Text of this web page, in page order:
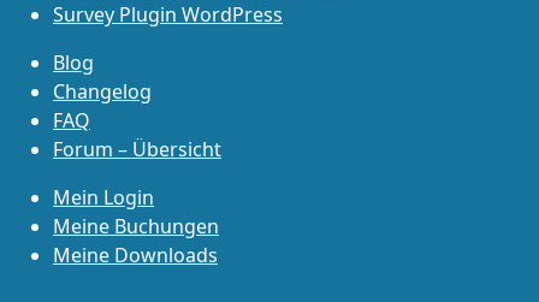
Survey Plugin WordPress
Blog
Changelog
FAQ
Forum – Übersicht
Mein Login
Meine Buchungen
Meine Downloads